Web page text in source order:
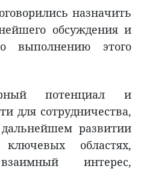
назначить
обсуждения и
выполнению этого
потенциал и
для сотрудничества,
развитии
областях,
интерес,